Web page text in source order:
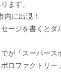
ます。
内に出現！
ージを書くとダ
が「スーパース
ロファクトリー